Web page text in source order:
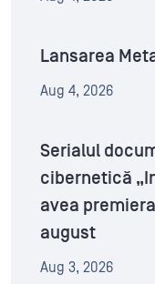
Lansarea
Aug 4, 2026
Serialul
cibernetică
avea
august
Aug 3, 2026